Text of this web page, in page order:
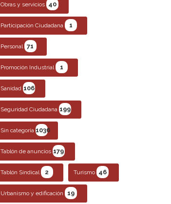
Obras y servicios 40
Participación Ciudadana 1
Personal 71
Promoción Industrial 1
Sanidad 106
Seguridad Ciudadana 199
Sin categoría 1036
Tablón de anuncios 179
Tablón Sindical 2 Turismo 46
Urbanismo y edificación 19